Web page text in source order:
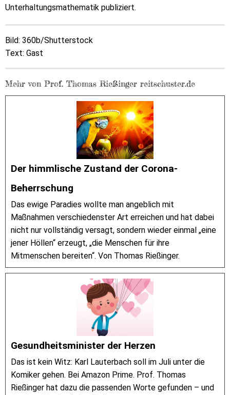
Unterhaltungsmathematik publiziert.
Bild: 360b/Shutterstock
Text: Gast
Mehr von Prof. Thomas Rießinger reitschuster.de
Der himmlische Zustand der Corona-
Beherrschung
Das ewige Paradies wollte man angeblich mit
Maßnahmen verschiedenster Art erreichen und hat dabei
nicht nur vollständig versagt, sondern wieder einmal „eine
jener Höllen“ erzeugt, „die Menschen für ihre
Mitmenschen bereiten“. Von Thomas Rießinger.
Gesundheitsminister der Herzen
Das ist kein Witz: Karl Lauterbach soll im Juli unter die
Komiker gehen. Bei Amazon Prime. Prof. Thomas
Rießinger hat dazu die passenden Worte gefunden – und